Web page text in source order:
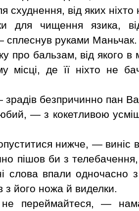
від яких ніхто
для чищення язика,
сплеснув руками Маньчак.
про бальзам, від якого в
місці, де її ніхто не
безпричинно пан
— з кокетливою
нижче, — виніс
пішов би з
слова впали
з його ножа й виделки.
переймайтеся, —